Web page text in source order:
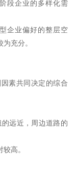
段企业的多样化需
企业偏好的整层空
充分。
素共同决定的综合
远近，周边道路的
高。